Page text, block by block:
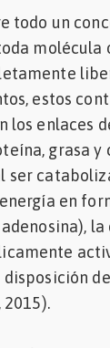
todo un
molécula
estos
los enlaces
grasa y
ser
en
la
2015).